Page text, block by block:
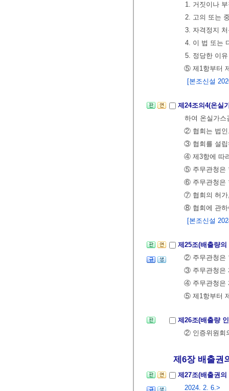
1. 거짓이나
2. 고의 또는
3. 자격정지
4. 이 법 또는
5. 정당한 이
⑤ 제1항부터
[본조신설
제24조의4(온실
하여 온실가스
② 협회는 법인
③ 협회를 설립
④ 제3항에 따
⑤ 주무관청은
⑥ 주무관청은
⑦ 협회의 허가
⑧ 협회에 관하
[본조신설
제25조(배출량
② 주무관청은
③ 주무관청은
④ 주무관청은
⑤ 제1항부터
제26조(배출량
② 인증위원회
제6장 배출권의
제27조(배출권
2024. 2. 6.>